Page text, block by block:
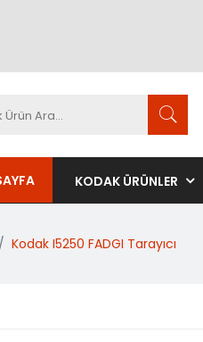
KODAK ÜRÜNLER
Kodak I5250 FADGI Tarayıcı